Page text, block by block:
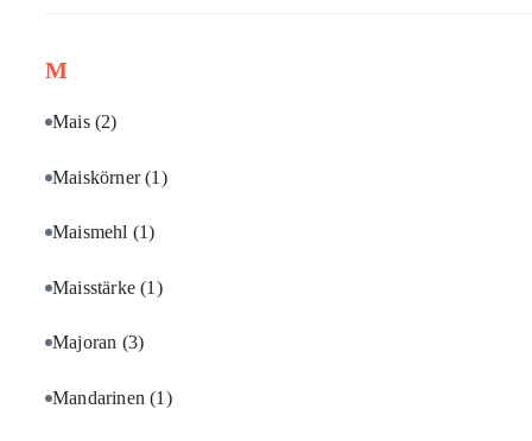
M
Mais (2)
Maiskörner(1)
Maismehl (1)
Maisstärke(1)
Majoran (3)
Mandarinen(1)